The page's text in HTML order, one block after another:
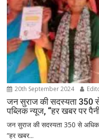
20th September 2024
जन सुराज की सदस्यता 350
पब्लिक न्यूज, “हर खबर पर
जन सुराज की सदस्यता 350 से अधिक
“हर खबर...